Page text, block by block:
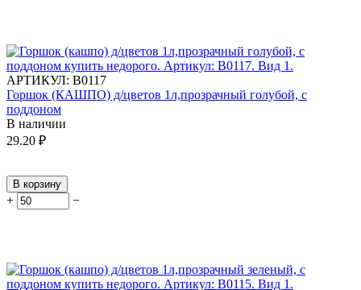
АРТИКУЛ: В0117
Горшок (КАШПО) д/цветов 1л,прозрачный голубой, с
поддоном
В наличии
29.20 ₽
В корзину
+ −